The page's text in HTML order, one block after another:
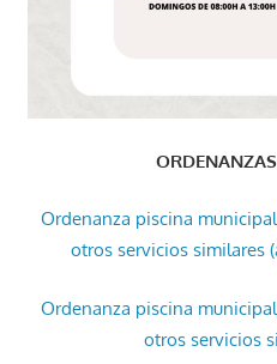
Ordenanza piscina
otros servicios similares
Ordenanza piscina
otros servicios